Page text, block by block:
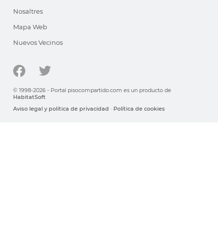
Nosaltres
Mapa Web
Nuevos Vecinos
© 1998-2026 - Portal pisocompartido.com es un producto de
HabitatSoft
Aviso legal y política de privacidad · Política de cookies